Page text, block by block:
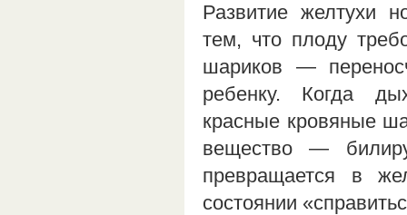
Развитие желтухи
тем, что плоду
шариков —
ребенку. Когда
красные кровяные
вещество —
превращается в
состоянии